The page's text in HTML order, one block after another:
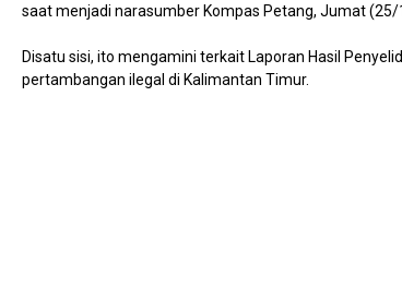
saat menjadi narasumber Kompas Petang, Jumat (25/
Disatu sisi, ito mengamini terkait Laporan Hasil
pertambangan ilegal di Kalimantan Timur.